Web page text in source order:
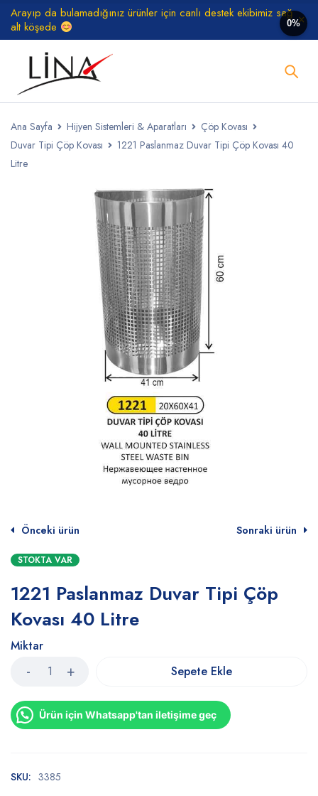
Arayıp da bulamadığınız ürünler için canlı destek ekibimiz sağ
alt köşede
Ana Sayfa Hijyen Sistemleri & Aparatları
Çöp Kovası
Duvar Tipi Çöp Kovası
1221 Paslanmaz Duvar Tipi Çöp Kovası 40
Litre
Önceki ürün Sonraki ürün
STOKTA VAR
1221 Paslanmaz Duvar Tipi Çöp
Kovası 40 Litre
Miktar
Sepete Ekle
Ürün için Whatsapp'tan iletişime geç
SKU: 3385
0%